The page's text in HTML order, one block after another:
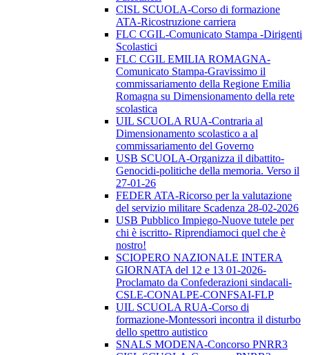
CISL SCUOLA-Corso di formazione
ATA-Ricostruzione carriera
FLC CGIL-Comunicato Stampa -Dirigenti
Scolastici
FLC CGIL EMILIA ROMAGNA-
Comunicato Stampa-Gravissimo il
commissariamento della Regione Emilia
Romagna su Dimensionamento della rete
scolastica
UIL SCUOLA RUA-Contraria al
Dimensionamento scolastico a al
commissariamento del Governo
USB SCUOLA-Organizza il dibattito-
Genocidi-politiche della memoria. Verso il
27-01-26
FEDER ATA-Ricorso per la valutazione
del servizio militare Scadenza 28-02-2026
USB Pubblico Impiego-Nuove tutele per
chi è iscritto- Riprendiamoci quel che è
nostro!
SCIOPERO NAZIONALE INTERA
GIORNATA del 12 e 13 01-2026-
Proclamato da Confederazioni sindacali-
CSLE-CONALPE-CONFSAI-FLP
UIL SCUOLA RUA-Corso di
formazione-Montessori incontra il disturbo
dello spettro autistico
SNALS MODENA-Concorso PNRR3